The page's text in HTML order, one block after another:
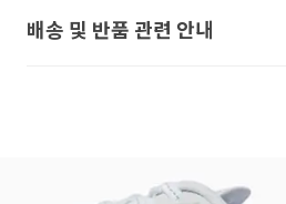
배송 및 반품 관련 안내